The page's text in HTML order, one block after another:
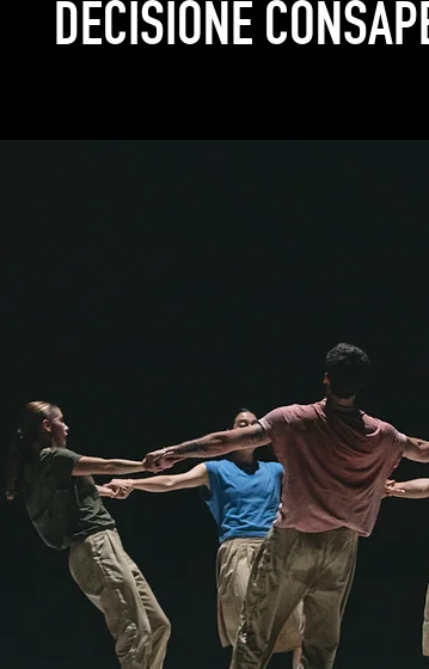
DECISIONE